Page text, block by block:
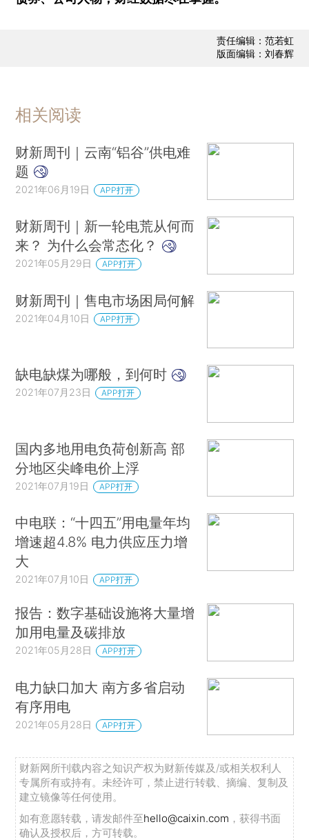
责任编辑：范若虹
版面编辑：刘春辉
相关阅读
财新周刊｜云南“铝谷”供电难
题
2021年06月19日 APP打开
财新周刊｜新一轮电荒从何而
来？ 为什么会常态化？
2021年05月29日 APP打开
财新周刊｜售电市场困局何解
2021年04月10日 APP打开
缺电缺煤为哪般，到何时
2021年07月23日 APP打开
国内多地用电负荷创新高 部
分地区尖峰电价上浮
2021年07月19日 APP打开
中电联：“十四五”用电量年均
增速超4.8% 电力供应压力增
大
2021年07月10日 APP打开
报告：数字基础设施将大量增
加用电量及碳排放
2021年05月28日 APP打开
电力缺口加大 南方多省启动
有序用电
2021年05月28日 APP打开
财新网所刊载内容之知识产权为财新传媒及/或相关权利人
专属所有或持有。未经许可，禁止进行转载、摘编、复制及
建立镜像等任何使用。
如有意愿转载，请发邮件至hello@caixin.com ，获得书面
确认及授权后，方可转载。